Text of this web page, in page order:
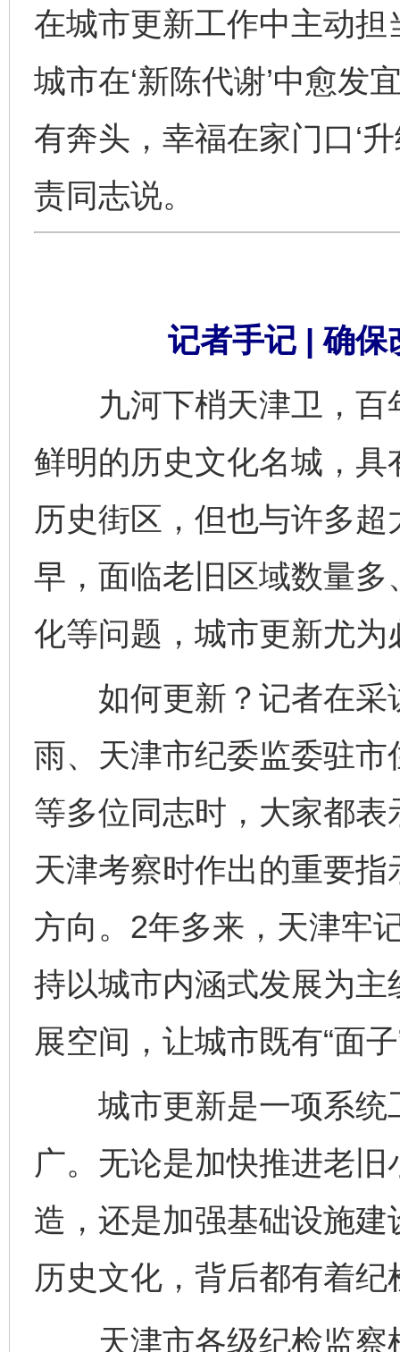
在城市更新工作中主动
城市在‘新陈代谢’中愈发
有奔头，幸福在家门口‘
责同志说。
记者手记 | 确保
九河下梢天津卫，百
鲜明的历史文化名城，
历史街区，但也与许多
早，面临老旧区域数量
化等问题，城市更新尤为
如何更新？记者在采
雨、天津市纪委监委驻
等多位同志时，大家都
天津考察时作出的重要
方向。2年多来，天津牢
持以城市内涵式发展为
展空间，让城市既有“面
城市更新是一项系统
广。无论是加快推进老
造，还是加强基础设施
历史文化，背后都有着
天津市各级纪检监察